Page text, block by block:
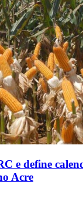
e define
Acre